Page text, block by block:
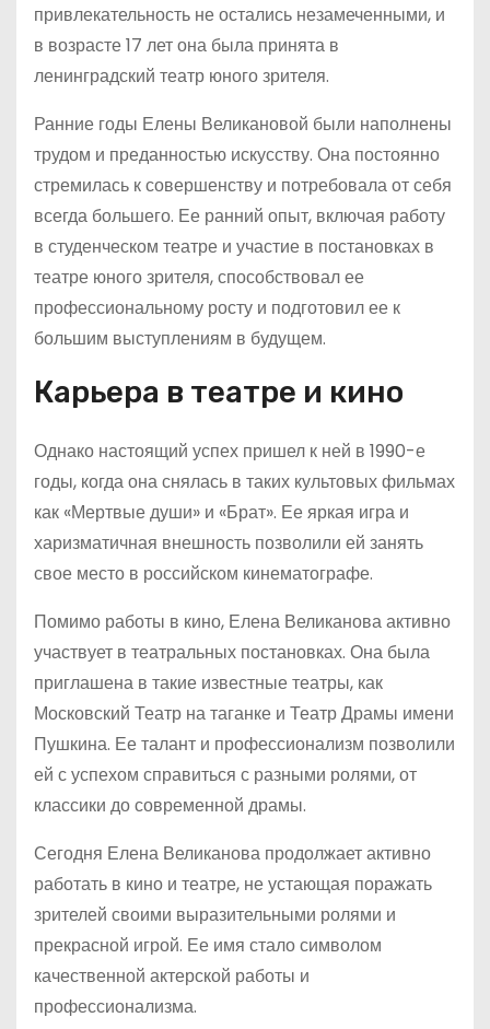
привлекательность не остались незамеченными, и
в возрасте 17 лет она была принята в
ленинградский театр юного зрителя.
Ранние годы Елены Великановой были наполнены
трудом и преданностью искусству. Она постоянно
стремилась к совершенству и потребовала от себя
всегда большего. Ее ранний опыт, включая работу
в студенческом театре и участие в постановках в
театре юного зрителя, способствовал ее
профессиональному росту и подготовил ее к
большим выступлениям в будущем.
Карьера в театре и кино
Однако настоящий успех пришел к ней в 1990-е
годы, когда она снялась в таких культовых фильмах
как «Мертвые души» и «Брат». Ее яркая игра и
харизматичная внешность позволили ей занять
свое место в российском кинематографе.
Помимо работы в кино, Елена Великанова активно
участвует в театральных постановках. Она была
приглашена в такие известные театры, как
Московский Театр на таганке и Театр Драмы имени
Пушкина. Ее талант и профессионализм позволили
ей с успехом справиться с разными ролями, от
классики до современной драмы.
Сегодня Елена Великанова продолжает активно
работать в кино и театре, не устающая поражать
зрителей своими выразительными ролями и
прекрасной игрой. Ее имя стало символом
качественной актерской работы и
профессионализма.